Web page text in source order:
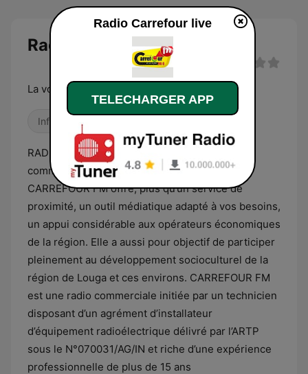
Radio Carrefour
La voie du futur
Infos internationales
RADIO CARREFOUR , votre première radio
commerciale de la commune de Louga !
CARREFOUR FM offre, plus qu’un service de
proximité, un outil médiatique adapté à vos besoins,
un appui considérable aux opérateurs économiques
de la région. Elle a aussi pour objectif de participer
pleinement au développement socioculturel de la
région de Louga et ces environs. CARREFOUR FM
est une radio commerciale initiée par un technicien
disposant d’un agrément d’installateur
d’équipement radioélectrique délivré par l’ARTP
sous le N°070031/AG/IN et riche d’une expérience
professionnelle de plus de 15 ans
Radio Carrefour live
TELECHARGER APP